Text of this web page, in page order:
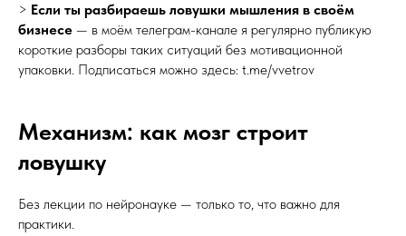
> Если ты разбираешь ловушки мышления в своём
бизнесе — в моём телеграм-канале я регулярно публикую
короткие разборы таких ситуаций без мотивационной
упаковки. Подписаться можно здесь: t.me/vvetrov
Механизм: как мозг строит
ловушку
Без лекции по нейронауке — только то, что важно для
практики.